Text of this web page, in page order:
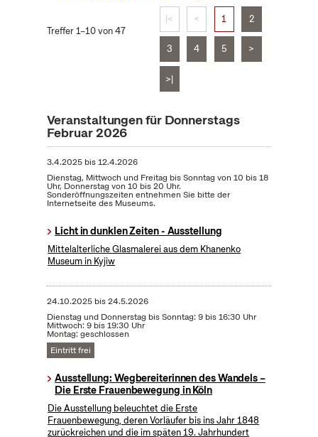
Treffer 1–10 von 47
|< < 1 2
3 4 5 >
>|
Veranstaltungen für Donnerstags
Februar 2026
3.4.2025bis12.4.2026
Dienstag, Mittwoch und Freitag bis Sonntag von 10 bis 18
Uhr, Donnerstag von 10 bis 20 Uhr.
Sonderöffnungszeiten entnehmen Sie bitte der
Internetseite des Museums.
Licht in dunklen Zeiten - Ausstellung
Mittelalterliche Glasmalerei aus dem Khanenko
Museum in Kyjiw
24.10.2025bis24.5.2026
Dienstag und Donnerstag bis Sonntag: 9 bis 16:30 Uhr
Mittwoch: 9 bis 19:30 Uhr
Montag: geschlossen
Eintritt frei
Ausstellung: Wegbereiterinnen des Wandels –
Die Erste Frauenbewegung in Köln
Die Ausstellung beleuchtet die Erste
Frauenbewegung, deren Vorläufer bis ins Jahr 1848
zurückreichen und die im späten 19. Jahrhundert